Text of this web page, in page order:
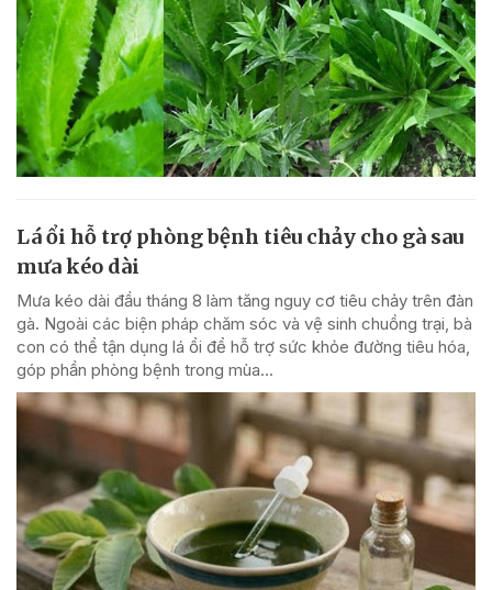
Lá ổi hỗ trợ phòng bệnh tiêu chảy cho gà sau
mưa kéo dài
Mưa kéo dài đầu tháng 8 làm tăng nguy cơ tiêu chảy trên đàn
gà. Ngoài các biện pháp chăm sóc và vệ sinh chuồng trại, bà
con có thể tận dụng lá ổi để hỗ trợ sức khỏe đường tiêu hóa,
góp phần phòng bệnh trong mùa...